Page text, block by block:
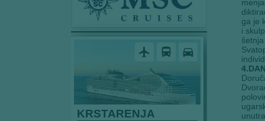
ga je
i
airplanemode_active directions_bus directions_car
KRSTARENJA